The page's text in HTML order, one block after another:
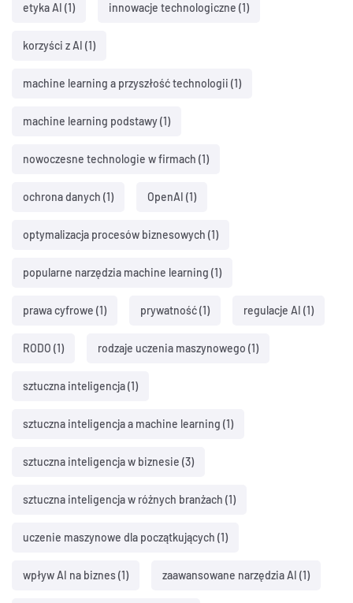
etyka AI (1) innowacje technologiczne (1)
korzyści z AI (1)
machine learning a przyszłość technologii (1)
machine learning podstawy(1)
nowoczesne technologie w firmach (1)
ochrona danych (1) OpenAI (1)
optymalizacja procesów biznesowych (1)
popularne narzędzia machine learning (1)
prawa cyfrowe (1) prywatność(1) regulacje AI (1)
RODO (1) rodzaje uczenia maszynowego (1)
sztuczna inteligencja(1)
sztuczna inteligencja a machine learning (1)
sztuczna inteligencja w biznesie (3)
sztuczna inteligencja w różnych branżach (1)
uczenie maszynowe dla początkujących (1)
wpływ AI na biznes(1) zaawansowane narzędzia AI (1)